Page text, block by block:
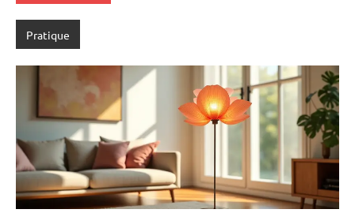
Pratique